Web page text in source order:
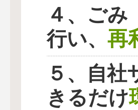
４、ごみ
行い、 再
５、自社
きるだけ